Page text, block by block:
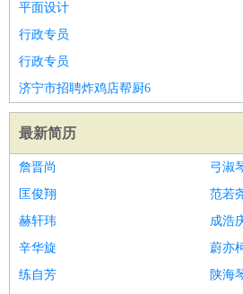
平面设计
行政专员
行政专员
济宁市招聘炸鸡店帮厨6
最新简历
詹晋尚
弓淑
匡俊翔
范若
赫轩玮
成浩
辛华旋
蔚亦
练自芳
陕海